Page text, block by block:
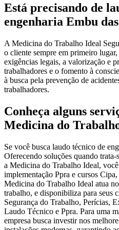
Está precisando de
engenharia Embu
A Medicina do Trabalho Ideal
o cliente sempre em primeiro
exigências legais, a valorização e
trabalhadores e o fomento à
à busca pela prevenção de
trabalhadores.
Conheça alguns
Medicina do
Se você busca laudo técnico de
Oferecendo soluções quando
a Medicina do Trabalho Ideal,
implementação Ppra e cursos
Medicina do Trabalho Ideal atua
trabalho, e disponibiliza para seus
Segurança do Trabalho, Perícias,
Laudo Técnico e Ppra. Para uma
empresa busca investir nos